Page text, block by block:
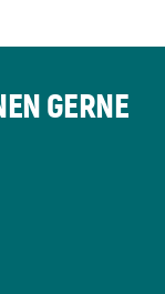
GERNE